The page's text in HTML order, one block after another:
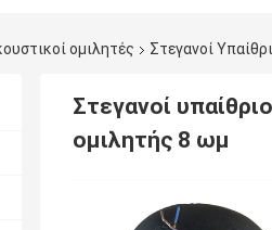
ομιλητές Στεγανοί
Στεγανοί
ομιλητής 8 ωμ